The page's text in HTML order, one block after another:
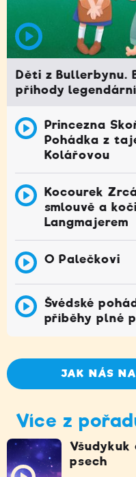
Děti z Bullerbynu.
příhody
Princezna
Pohádka z
Kolářovou
Kocourek
smlouvě a
Langmajerem
O Palečkovi
Švédské
příběhy plné
JAK NÁS
Více z
Všudykuk
psech